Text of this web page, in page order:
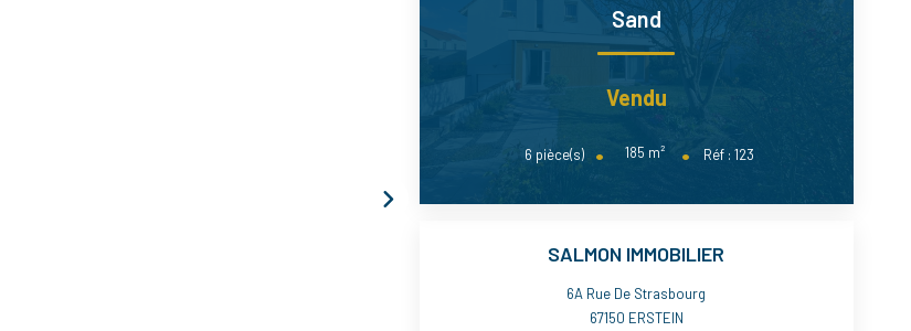
Sand
Vendu
6 pièce(s) 185 m² Réf :123
SALMON IMMOBILIER
6A Rue De Strasbourg
67150 ERSTEIN